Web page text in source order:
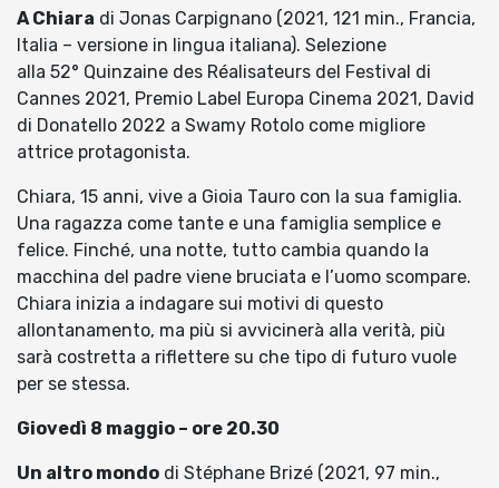
A Chiara di Jonas Carpignano (2021, 121 min., Francia,
Italia – versione in lingua italiana). Selezione
alla 52° Quinzaine des Réalisateurs del Festival di
Cannes 2021, Premio Label Europa Cinema 2021, David
di Donatello 2022 a Swamy Rotolo come migliore
attrice protagonista.
Chiara, 15 anni, vive a Gioia Tauro con la sua famiglia.
Una ragazza come tante e una famiglia semplice e
felice. Finché, una notte, tutto cambia quando la
macchina del padre viene bruciata e l’uomo scompare.
Chiara inizia a indagare sui motivi di questo
allontanamento, ma più si avvicinerà alla verità, più
sarà costretta a riflettere su che tipo di futuro vuole
per se stessa.
Giovedì 8 maggio – ore 20.30
Un altro mondo di Stéphane Brizé (2021, 97 min.,